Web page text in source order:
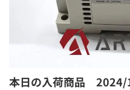
本日の入荷商品